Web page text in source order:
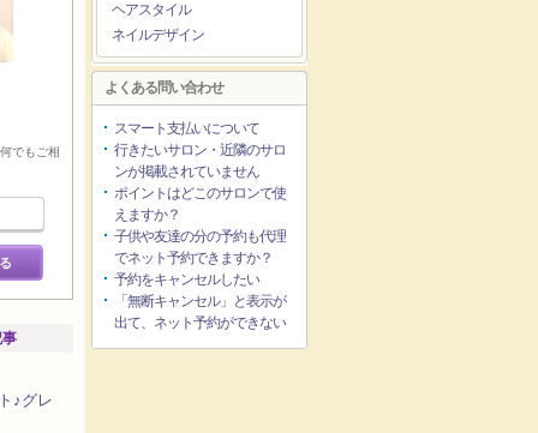
でもご相
♪グレ
ヘアスタイル
ネイルデザイン
よくある問い合わせ
スマート支払いについて
行きたいサロン・近隣のサロ
ンが掲載されていません
ポイントはどこのサロンで使
えますか？
子供や友達の分の予約も代理
でネット予約できますか？
予約をキャンセルしたい
「無断キャンセル」と表示が
出て、ネット予約ができない